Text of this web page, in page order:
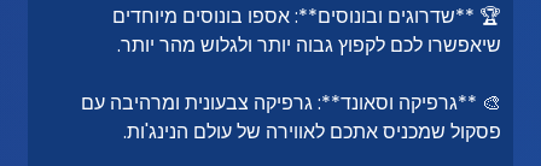
🏆 **שדרוגים ובונוסים**: אספו בונוסים מיוחדים
שיאפשרו לכם לקפוץ גבוה יותר ולגלוש מהר יותר.
🎨 **גרפיקה וסאונד**: גרפיקה צבעונית ומרהיבה עם
פסקול שמכניס אתכם לאווירה של עולם הנינג'ות.